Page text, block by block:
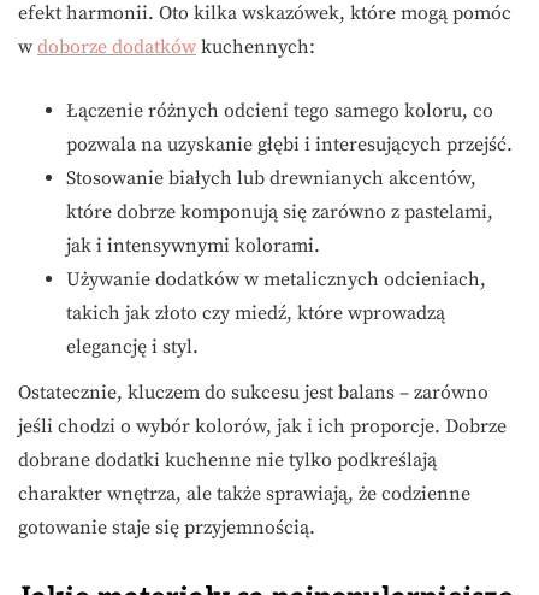
efekt harmonii. Oto kilka wskazówek, które mogą pomóc
w doborze dodatków kuchennych:
Łączenie różnych odcieni tego samego koloru, co
pozwala na uzyskanie głębi i interesujących przejść.
Stosowanie białych lub drewnianych akcentów,
które dobrze komponują się zarówno z pastelami,
jak i intensywnymi kolorami.
Używanie dodatków w metalicznych odcieniach,
takich jak złoto czy miedź, które wprowadzą
elegancję i styl.
Ostatecznie, kluczem do sukcesu jest balans – zarówno
jeśli chodzi o wybór kolorów, jak i ich proporcje. Dobrze
dobrane dodatki kuchenne nie tylko podkreślają
charakter wnętrza, ale także sprawiają, że codzienne
gotowanie staje się przyjemnością.